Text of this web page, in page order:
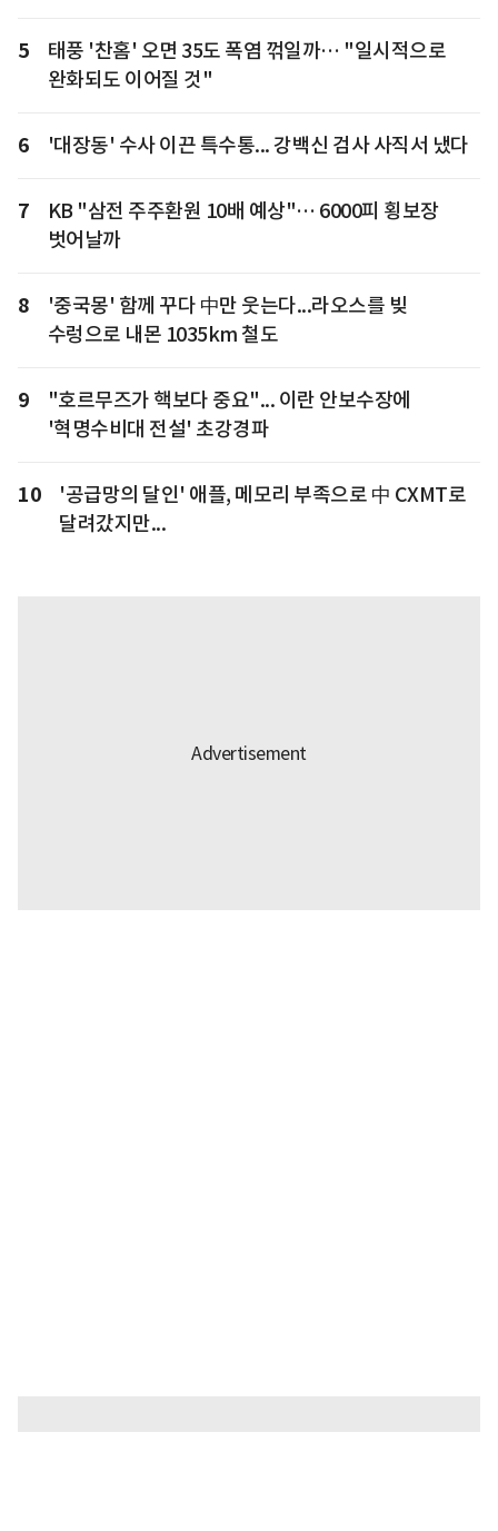
5
태풍 '찬홈' 오면 35도 폭염 꺾일까… "일시적으로
완화되도 이어질 것"
6 '대장동' 수사 이끈 특수통... 강백신 검사 사직서 냈다
7
KB "삼전 주주환원 10배 예상"… 6000피 횡보장
벗어날까
8
'중국몽' 함께 꾸다 中만 웃는다...라오스를 빚
수렁으로 내몬 1035km 철도
9
"호르무즈가 핵보다 중요"... 이란 안보수장에
'혁명수비대 전설' 초강경파
10
'공급망의 달인' 애플, 메모리 부족으로 中 CXMT로
달려갔지만...